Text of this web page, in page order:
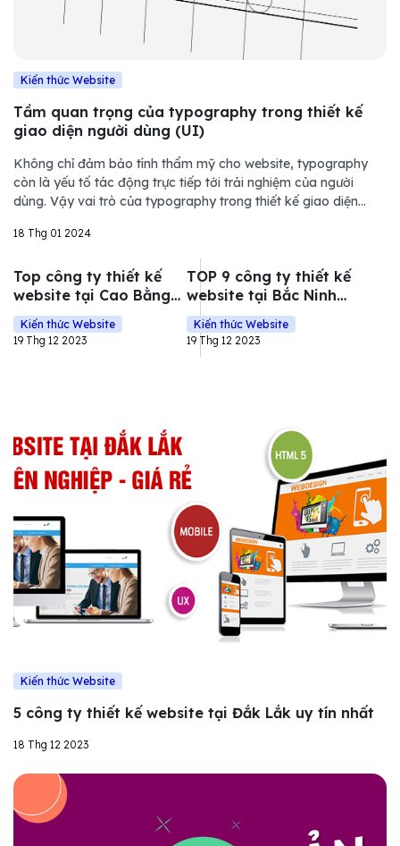
Kiến thức Website
Tầm quan trọng của typography trong thiết kế
giao diện người dùng (UI)
Không chỉ đảm bảo tính thẩm mỹ cho website, typography
còn là yếu tố tác động trực tiếp tới trải nghiệm của người
dùng. Vậy vai trò của typography trong thiết kế giao diện
kỹ hơn về vấn đề này.
18 Thg 01 2024
Top công ty thiết kế
website tại Cao Bằng
uy tín, chuẩn SEO
Kiến thức Website
19 Thg 12 2023
TOP 9 công ty thiết kế
website tại Bắc Ninh
chuyên nghiệp, chuẩn
SEO
Kiến thức Website
19 Thg 12 2023
Kiến thức Website
5 công ty thiết kế website tại Đắk Lắk uy tín nhất
18 Thg 12 2023